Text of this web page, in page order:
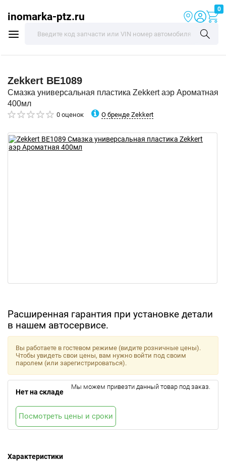
inomarka-ptz.ru
0
Zekkert BE1089
Смазка универсальная пластика Zekkert аэр Ароматная
400мл
0 оценок О бренде Zekkert
Расширенная гарантия при установке детали
в нашем автосервисе.
Характеристики
Вы работаете в гостевом режиме (видите розничные цены).
Чтобы увидеть свои цены, вам нужно войти под своим
паролем (или зарегистрироваться).
Нет на складе
Мы можем привезти данный товар под заказ.
Посмотреть цены и сроки